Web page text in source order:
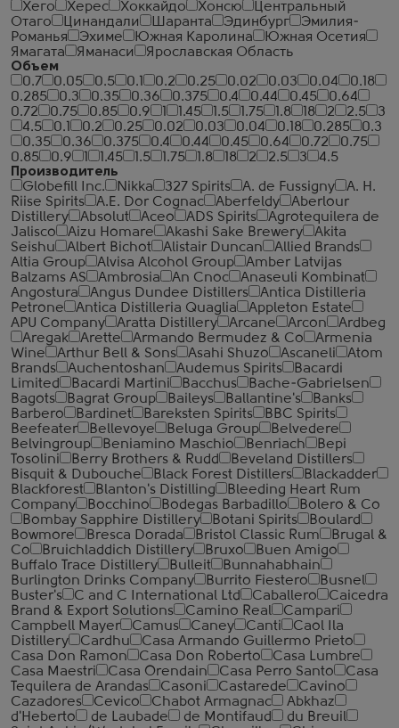
Хего Херес Хоккайдо Хонсю
Центральный
Отаго
Цинандали Шаранта Эдинбург
Эмилия-
Романья
Эхиме Южная Каролина
Южная Осетия
Ямагата
Яманаси
Ярославская Область
Объем
0.7
0.05 0.5 0.1 0.2 0.25 0.02 0.03 0.04
0.18
0.285
0.3 0.35 0.36 0.375 0.4 0.44 0.45
0.64
0.72
0.75 0.85 0.9 1.45 1.5 1.75 1.8 18 2 2.5
3
4.5
0.1 0.2 0.25 0.02 0.03 0.04 0.18 0.285
0.3
0.35
0.36 0.375 0.4 0.44 0.45 0.64 0.72
0.75
0.85
0.9 1.45 1.5 1.75 1.8 18 2 2.5 3
4.5
Производитель
Globefill Inc.
Nikka 327 Spirits A. de Fussigny
A. H.
Riise Spirits
A.E. Dor Cognac Aberfeldy
Aberlour
Distillery
Absolut Aceo ADS Spirits
Agrotequilera de
Jalisco
Aizu Homare Akashi Sake Brewery
Akita
Seishu
Albert Bichot Alistair Duncan
Allied Brands
Altia Group
Alvisa Alcohol Group
Amber Latvijas
Balzams AS
Ambrosia An Cnoc
Anaseuli Kombinat
Angostura
Angus Dundee Distillers
Antica Distilleria
Petrone
Antica Distilleria Quaglia
Appleton Estate
APU Company
Aratta Distillery Arcane Arcon
Ardbeg
Aregak
Arette Armando Bermudez & Co
Armenia
Wine
Arthur Bell & Sons Asahi Shuzo Ascaneli
Atom
Brands
Auchentoshan Audemus Spirits
Bacardi
Limited
Bacardi Martini Bacchus
Bache-Gabrielsen
Bagots
Bagrat Group Baileys Ballantine's
Banks
Barbero
Bardinet Bareksten Spirits
BBC Spirits
Beefeater
Bellevoye Beluga Group
Belvedere
Belvingroup
Beniamino Maschio Benriach
Bepi
Tosolini
Berry Brothers & Rudd
Beveland Distillers
Bisquit & Dubouche
Black Forest Distillers
Blackadder
Blackforest
Blanton's Distilling
Bleeding Heart Rum
Company
Bocchino Bodegas Barbadillo
Bolero & Co
Bombay Sapphire Distillery
Botani Spirits
Boulard
Bowmore
Bresca Dorada Bristol Classic Rum
Brugal &
Co
Bruichladdich Distillery Bruxo
Buen Amigo
Buffalo Trace Distillery
Bulleit
Bunnahabhain
Burlington Drinks Company
Burrito Fiestero
Busnel
Buster's
C and C International Ltd Caballero
Caicedra
Brand & Export Solutions
Camino Real
Campari
Campbell Mayer
Camus Caney Canti
Caol Ila
Distillery
Cardhu
Casa Armando Guillermo Prieto
Casa Don Ramon
Casa Don Roberto
Casa Lumbre
Casa Maestri
Casa Orendain Casa Perro Santo
Casa
Tequilera de Arandas
Casoni Castarede
Cavino
Cazadores
Cevico Chabot Armagnac
Abkhaz
d'Heberto
de Laubade de Montifaud
du Breuil